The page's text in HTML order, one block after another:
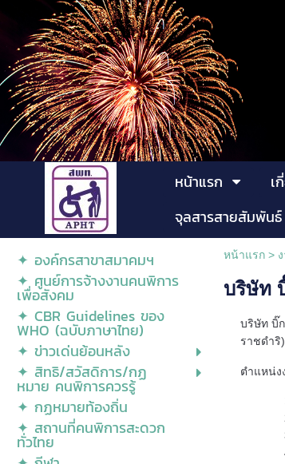
หน้าแรก เ
จุลสารสายสัมพันธ์
✦ องค์กรสาขาสมาคมฯ
✦ ศูนย์การจ้างงานคนพิการ
เพื่อสังคม
✦ CBR Guidelines ของ
WHO (ฉบับภาษาไทย)
✦ ข่าวเด่นย้อนหลัง
✦ สิทธิ/สวัสดิการ/กฏ
หมาย คนพิการควรรู้
✦ กฏหมายท้องถิ่น
✦ สถานที่คนพิการสะดวก
ทั่วไทย
หน้าแรก>
บริษัท
บริษัท บิ๊
ราชดำ
ตำแหน่